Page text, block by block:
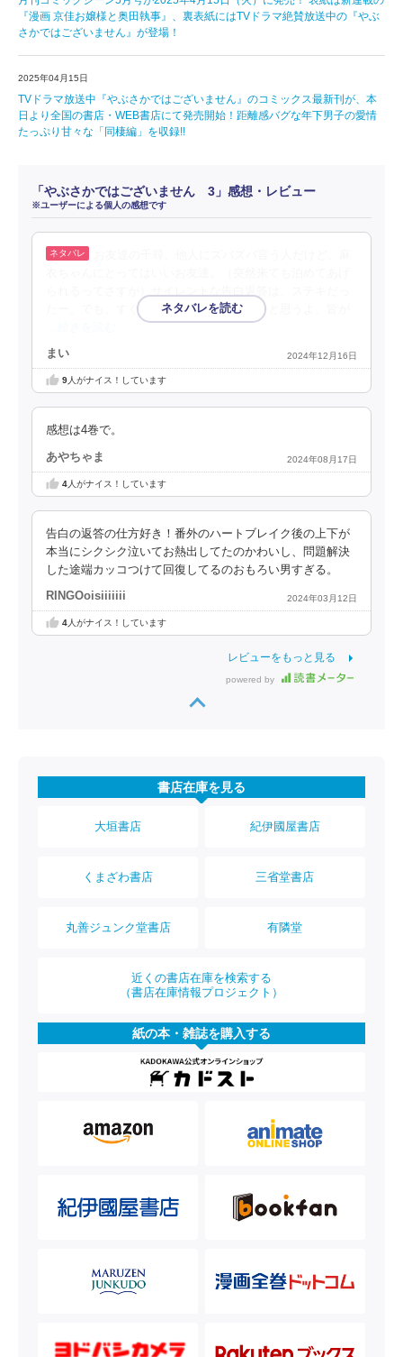
『漫画 京佳お嬢様と奥田執事』、裏表紙にはTVドラマ絶賛放送中の『やぶ
さかではございません』が登場！
2025年04月15日
TVドラマ放送中『やぶさかではございません』のコミックス最新刊が、本
日より全国の書店・WEB書店にて発売開始！距離感バグな年下男子の愛情
たっぷり甘々な「同棲編」を収録!!
「やぶさかではございません 3」感想・レビュー
※ユーザーによる個人の感想です
たー。でも、すぐキスしちゃうのはどうかと思うよ。皆が
まい 2024年12月16日
9人がナイス！しています
感想は4巻で。
あやちゃま 2024年08月17日
4人がナイス！しています
告白の返答の仕方好き！番外のハートブレイク後の上下が
本当にシクシク泣いてお熱出してたのかわいし、問題解決
した途端カッコつけて回復してるのおもろい男すぎる。
RINGOoisiiiiiii 2024年03月12日
4人がナイス！しています
レビューをもっと見る
powered by
書店在庫を見る
大垣書店 紀伊國屋書店
くまざわ書店 三省堂書店
丸善ジュンク堂書店 有隣堂
近くの書店在庫を検索する
（書店在庫情報プロジェクト）
紙の本・雑誌を購入する